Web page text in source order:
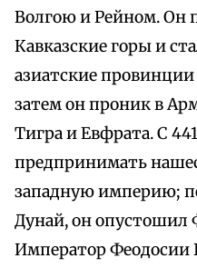
Волгою и Рейном. Он
Кавказские горы и
азиатские
затем он проник в
Тигра и Евфрата. С
предпринимать
западную империю;
Дунай, он
Император Феодосии